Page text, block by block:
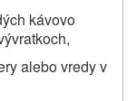
kávovo
alebo vredy v